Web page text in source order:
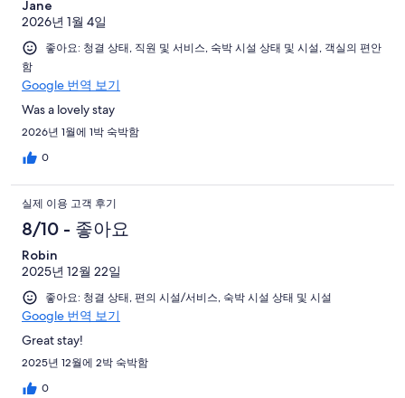
Jane
2026년 1월 4일
좋아요: 청결 상태, 직원 및 서비스, 숙박 시설 상태 및 시설, 객실의 편안
함
Google 번역 보기
Was a lovely stay
2026년 1월에 1박 숙박함
0
실제 이용 고객 후기
8/10 - 좋아요
Robin
2025년 12월 22일
좋아요: 청결 상태, 편의 시설/서비스, 숙박 시설 상태 및 시설
Google 번역 보기
Great stay!
2025년 12월에 2박 숙박함
0